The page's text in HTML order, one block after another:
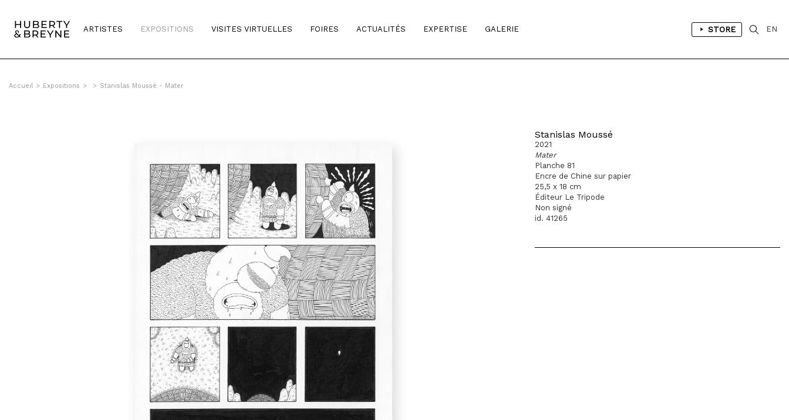
ARTISTES EXPOSITIONS VISITES VIRTUELLES FOIRES ACTUALITÉS EXPERTISE GALERIE STORE EN
Accueil > Expositions > > Stanislas Moussé - Mater
Stanislas Moussé
2021
Mater
Planche 81
Encre de Chine sur papier
25,5 x 18 cm
Éditeur Le Tripode
Non signé
id. 41265